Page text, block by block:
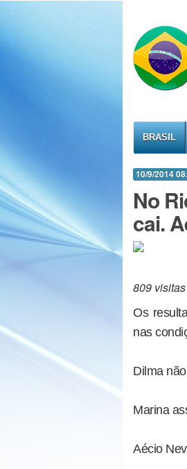
BRASIL
10/9/2014
No
cai.
809
Os
nas
Dilma
Marina
Aécio